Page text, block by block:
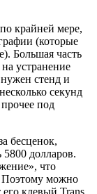
крайней мере,
(которые
Большая часть
устранение
стенд и
секунд
под
бесценок,
5800 долларов.
что
Поэтому можно